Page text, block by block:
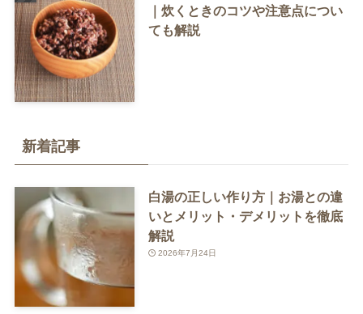
｜炊くときのコツや注意点につい
ても解説
新着記事
白湯の正しい作り方｜お湯との違
いとメリット・デメリットを徹底
解説
2026年7月24日